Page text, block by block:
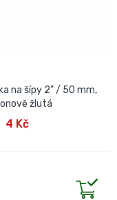
na šípy 2" / 50 mm,
žlutá
4 Kč